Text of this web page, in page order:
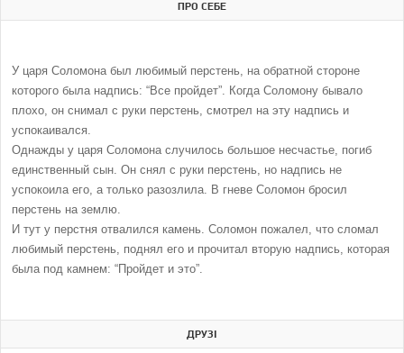
ПРО СЕБЕ
У царя Соломона был любимый перстень, на обратной стороне
которого была надпись: “Все пройдет”. Когда Соломону бывало
плохо, он снимал с руки перстень, смотрел на эту надпись и
успокаивался.
Однажды у царя Соломона случилось большое несчастье, погиб
единственный сын. Он снял с руки перстень, но надпись не
успокоила его, а только разозлила. В гневе Соломон бросил
перстень на землю.
И тут у перстня отвалился камень. Соломон пожалел, что сломал
любимый перстень, поднял его и прочитал вторую надпись, которая
была под камнем: “Пройдет и это”.
ДРУЗІ